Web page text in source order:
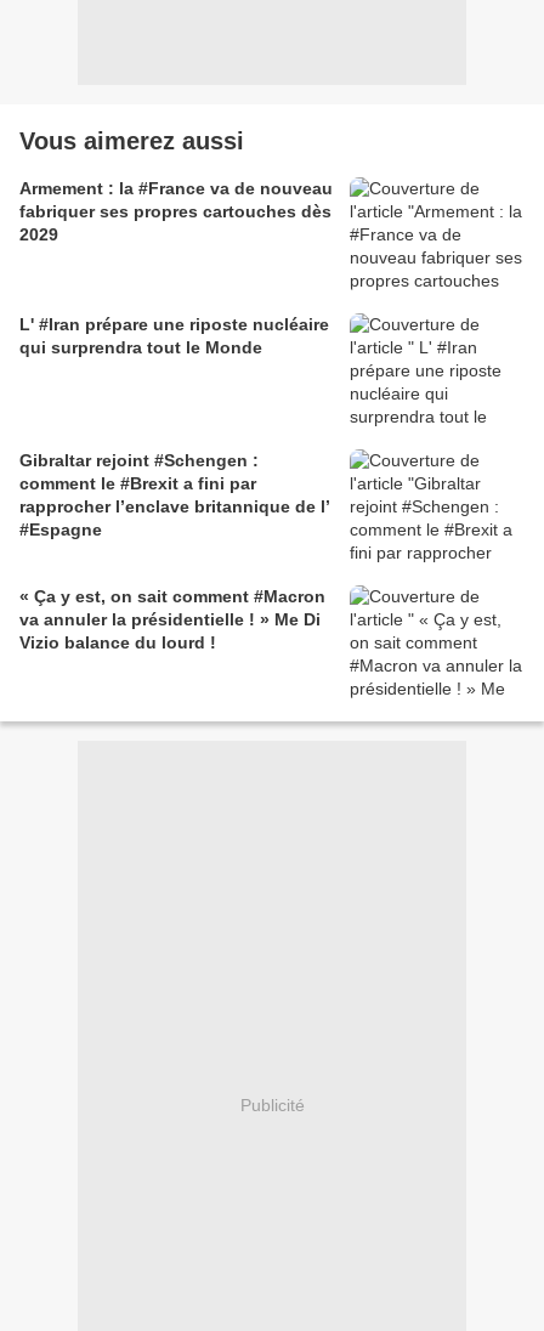
Vous aimerez aussi
Armement : la #France va de nouveau
fabriquer ses propres cartouches dès
2029
L' #Iran prépare une riposte nucléaire
qui surprendra tout le Monde
Gibraltar rejoint #Schengen :
comment le #Brexit a fini par
rapprocher l’enclave britannique de l’
#Espagne
« Ça y est, on sait comment #Macron
va annuler la présidentielle ! » Me Di
Vizio balance du lourd !
Publicité